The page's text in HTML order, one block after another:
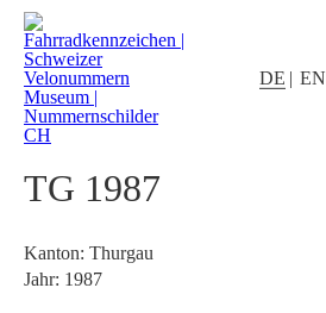
DE EN
TG 1987
Kanton: Thurgau
Jahr: 1987